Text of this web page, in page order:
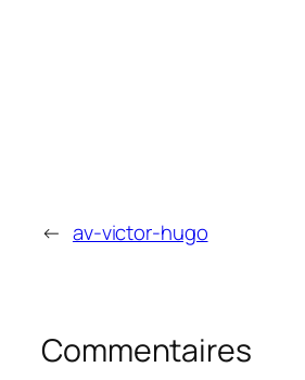
← av-victor-hugo
Commentaires